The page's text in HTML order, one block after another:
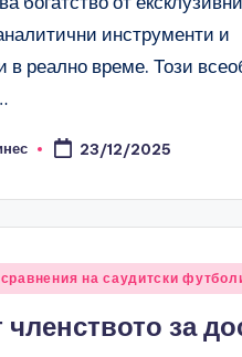
инструменти и
в реално време. Този
23/12/2025
на саудитски
членството за